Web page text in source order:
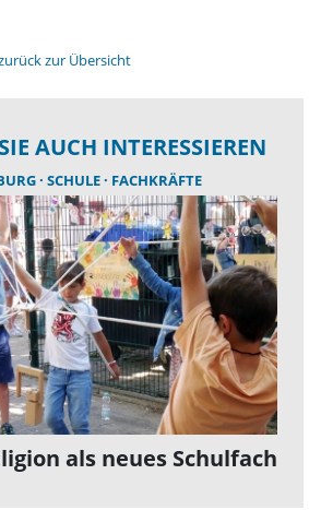
zur Übersicht
AUCH INTERESSIEREN
SCHULE FACHKRÄFTE
als neues Schulfach